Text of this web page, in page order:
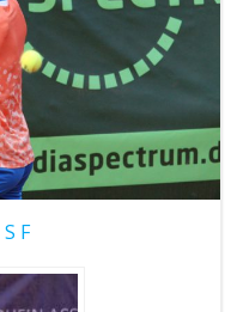
S F